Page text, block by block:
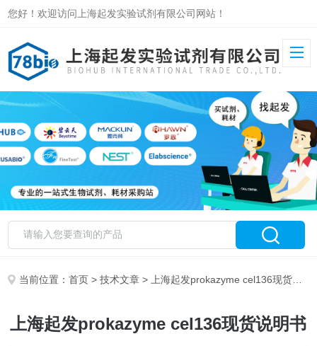
您好！欢迎访问上海起发实验试剂有限公司网站！
当前位置：首页 >技术文章 > 上海起发prokazyme cel136现货说明书
上海起发prokazyme cel136现货说明书